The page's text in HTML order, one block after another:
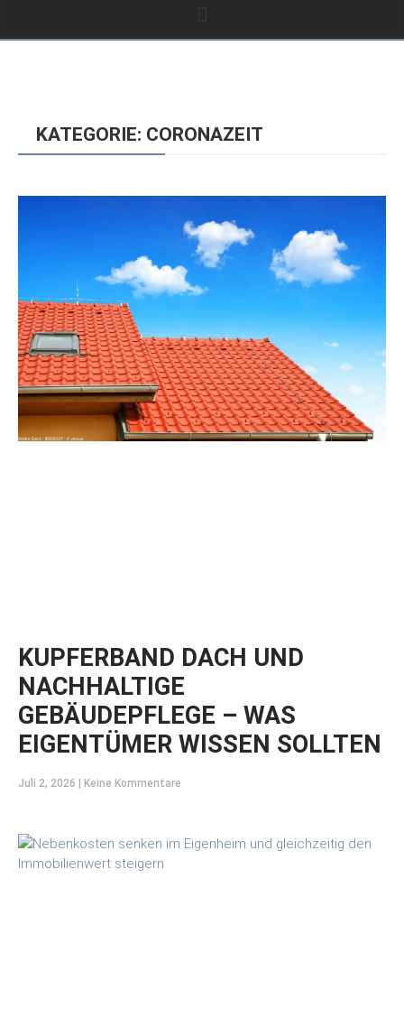
KATEGORIE: CORONAZEIT
KUPFERBAND DACH UND
NACHHALTIGE
GEBÄUDEPFLEGE – WAS
EIGENTÜMER WISSEN SOLLTEN
Juli 2, 2026 Keine Kommentare